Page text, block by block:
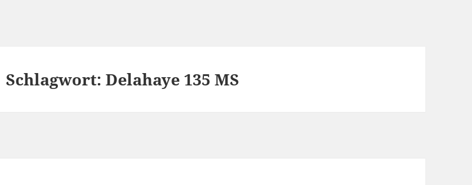
Schlagwort:Delahaye 135 MS